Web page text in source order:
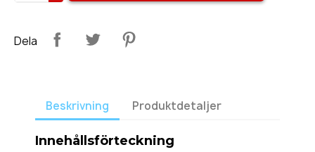
Dela
Beskrivning Produktdetaljer
Innehållsförteckning